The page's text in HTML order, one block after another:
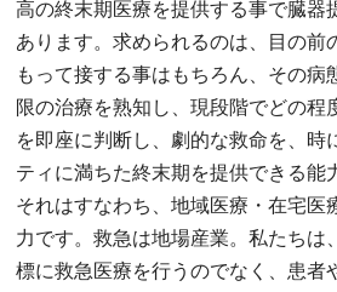
高の終末期医療を提供する事で臓器
あります。求められるのは、目の前
もって接する事はもちろん、その病
限の治療を熟知し、現段階でどの程
を即座に判断し、劇的な救命を、時
ティに満ちた終末期を提供できる能
それはすなわち、地域医療・在宅医
力です。救急は地場産業。私たちは
標に救急医療を行うのでなく、患者